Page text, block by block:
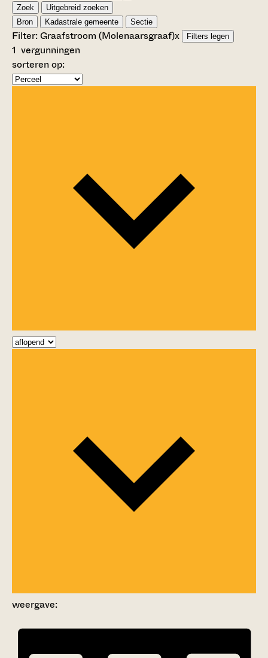
Zoek
Uitgebreid zoeken
Bron
Kadastrale gemeente Sectie
Filter:Graafstroom (Molenaarsgraaf)x Filters legen
1 vergunningen
sorteren op:
weergave: